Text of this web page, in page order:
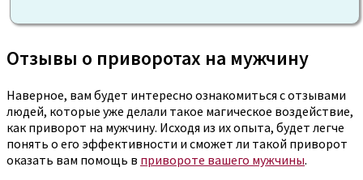
Отзывы о приворотах на мужчину
Наверное, вам будет интересно ознакомиться с отзывами
людей, которые уже делали такое магическое воздействие,
как приворот на мужчину. Исходя из их опыта, будет легче
понять о его эффективности и сможет ли такой приворот
оказать вам помощь в привороте вашего мужчины.